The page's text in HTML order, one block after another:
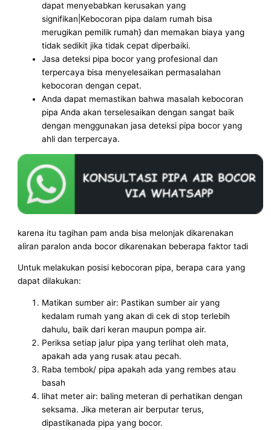
dapat menyebabkan kerusakan yang
signifikan|Kebocoran pipa dalam rumah bisa
merugikan pemilik rumah} dan memakan biaya yang
tidak sedikit jika tidak cepat diperbaiki.
Jasa deteksi pipa bocor yang profesional dan
terpercaya bisa menyelesaikan permasalahan
kebocoran dengan cepat.
Anda dapat memastikan bahwa masalah kebocoran
pipa Anda akan terselesaikan dengan sangat baik
dengan menggunakan jasa deteksi pipa bocor yang
ahli dan terpercaya.
karena itu tagihan pam anda bisa melonjak dikarenakan
aliran paralon anda bocor dikarenakan beberapa faktor tadi
Untuk melakukan posisi kebocoran pipa, berapa cara yang
dapat dilakukan:
Matikan sumber air: Pastikan sumber air yang
kedalam rumah yang akan di cek di stop terlebih
dahulu, baik dari keran maupun pompa air.
Periksa setiap jalur pipa yang terlihat oleh mata,
apakah ada yang rusak atau pecah.
Raba tembok/ pipa apakah ada yang rembes atau
basah
lihat meter air: baling meteran di perhatikan dengan
seksama. Jika meteran air berputar terus,
dipastikanada pipa yang bocor.